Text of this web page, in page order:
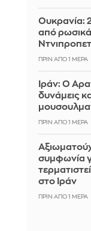
Ουκρανία:
από
ΠΡΙΝ ΑΠΌ 1 ΜΈΡΑ
Ιράν: Ο
δυνάμεις
ΠΡΙΝ ΑΠΌ 1 ΜΈΡΑ
συμφωνία
στο Ιράν
ΠΡΙΝ ΑΠΌ 1 ΜΈΡΑ